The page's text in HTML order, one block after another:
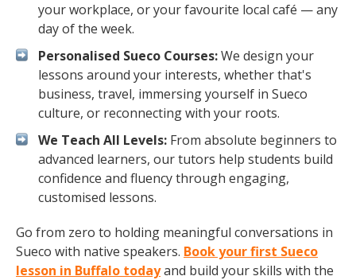
your workplace, or your favourite local café — any
day of the week.
Personalised Sueco Courses:We design your
lessons around your interests, whether that's
business, travel, immersing yourself in Sueco
culture, or reconnecting with your roots.
We Teach All Levels: From absolute beginners to
advanced learners, our tutors help students build
confidence and fluency through engaging,
customised lessons.
Go from zero to holding meaningful conversations in
Sueco with native speakers. Book your first Sueco
lesson in Buffalo todayand build your skills with the